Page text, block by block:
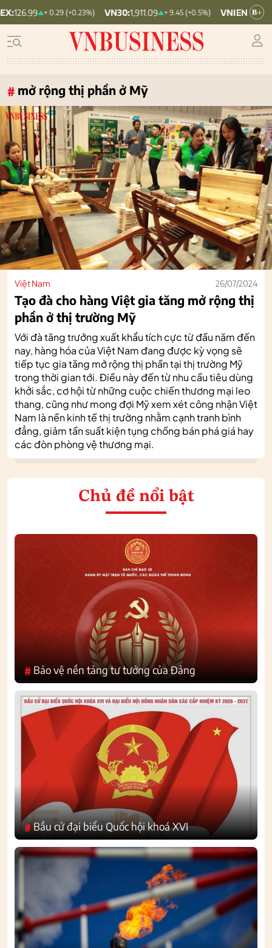
+ 0.29 (+0.23%) VN30:1,911.09 + 9.45 (+0.5%) VNINDEX:1,768.06
# mở rộng thị phần ở Mỹ
Việt Nam 26/07/2024
Tạo đà cho hàng Việt gia tăng mở rộng thị
phần ở thị trường Mỹ
Với đà tăng trưởng xuất khẩu tích cực từ đầu năm đến
nay, hàng hóa của Việt Nam đang được kỳ vọng sẽ
tiếp tục gia tăng mở rộng thị phần tại thị trường Mỹ
trong thời gian tới. Điều này đến từ nhu cầu tiêu dùng
khởi sắc, cơ hội từ những cuộc chiến thương mại leo
thang, cũng như mong đợi Mỹ xem xét công nhận Việt
Nam là nền kinh tế thị trường nhằm cạnh tranh bình
đẳng, giảm tần suất kiện tụng chống bán phá giá hay
các đòn phòng vệ thương mại.
Chủ đề nổi bật
# Bảo vệ nền tảng tư tưởng của Đảng
#Bầu cử đại biểu Quốc hội khoá XVI